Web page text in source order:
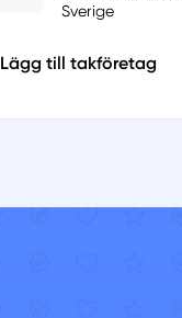
Sverige
Lägg till takföretag